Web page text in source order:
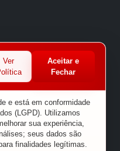
Ver
Aceitar e
Fechar
e está em conformidade
(LGPD). Utilizamos
sua experiência,
seus dados são
finalidades legítimas.